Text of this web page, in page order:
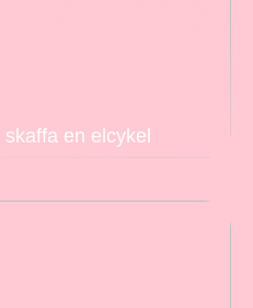
en elcykel